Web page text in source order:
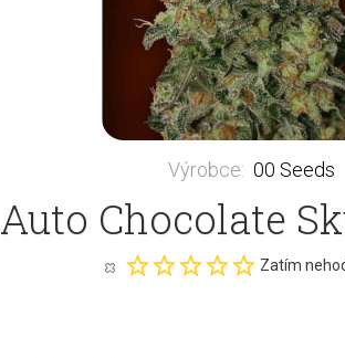
Výrobce: 00 Seeds
Auto Chocolate
Zatím